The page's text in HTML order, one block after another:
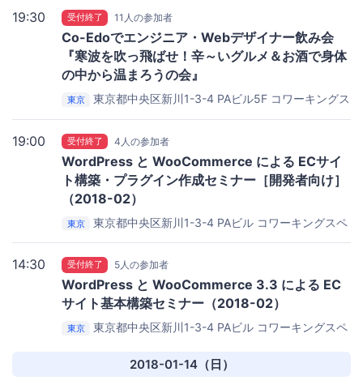
19:30 受付終了 11人の参加者
Co-Edoでエンジニア・Webデザイナー飲み会
『寒波を吹っ飛ばせ！辛～いグルメ＆お酒で身体
の中から温まろうの会』
東京 東京都中央区新川1-3-4 PAビル5F コワーキングス
19:00 受付終了 4人の参加者
WordPress と WooCommerce による ECサイ
ト構築・プラグイン作成セミナー［開発者向け］
（2018-02）
東京 東京都中央区新川1-3-4 PAビル コワーキングスペ
14:30 受付終了 5人の参加者
WordPress と WooCommerce 3.3 による EC
サイト基本構築セミナー（2018-02）
東京 東京都中央区新川1-3-4 PAビル コワーキングスペ
2018-01-14（日）